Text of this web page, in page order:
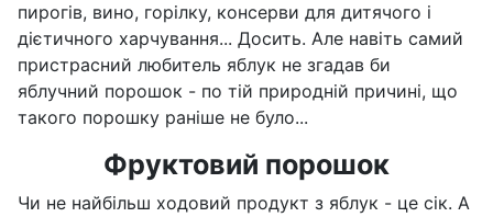
пирогів, вино, горілку, консерви для дитячого і
дієтичного харчування... Досить. Але навіть самий
пристрасний любитель яблук не згадав би
яблучний порошок - по тій природній причині, що
такого порошку раніше не було...
Фруктовий порошок
Чи не найбільш ходовий продукт з яблук - це сік. А